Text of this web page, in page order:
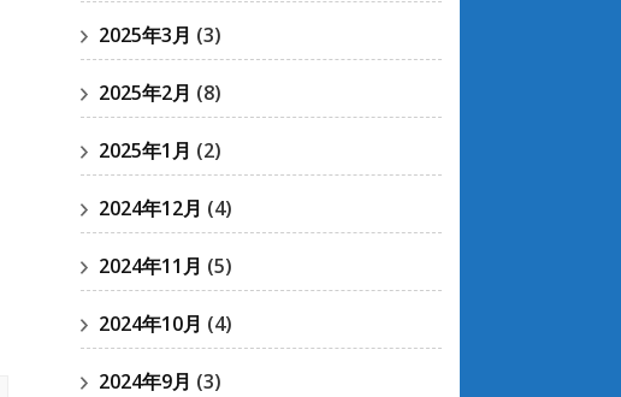
2025年3月 (3)
2025年2月 (8)
2025年1月 (2)
2024年12月 (4)
2024年11月 (5)
2024年10月 (4)
2024年9月 (3)